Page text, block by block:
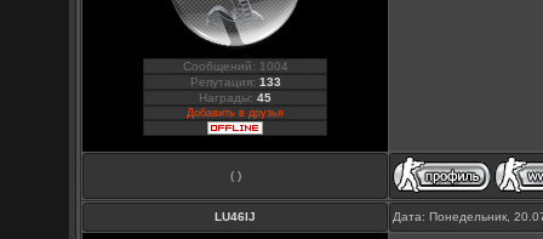
Сообщений: 1004
Репутация: 133
Награды:45
Добавить в друзья
( )
LU46IJ Дата: Понедельник,